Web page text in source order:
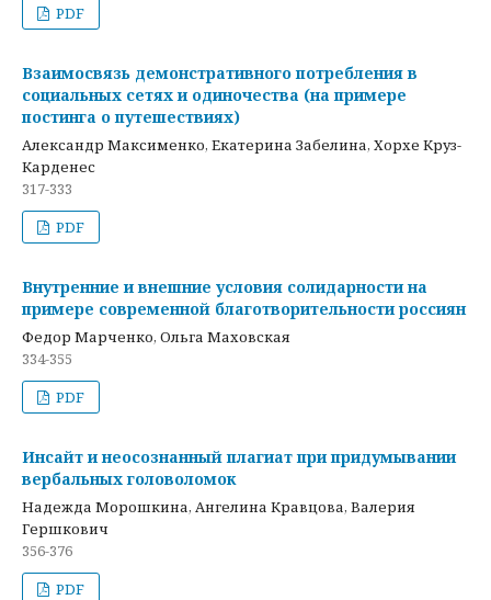
PDF
Взаимосвязь демонстративного потребления в
социальных сетях и одиночества (на примере
постинга о путешествиях)
Александр Максименко, Екатерина Забелина, Хорхе Круз-
Карденес
317-333
PDF
Внутренние и внешние условия солидарности на
примере современной благотворительности россиян
Федор Марченко, Ольга Маховская
334-355
PDF
Инсайт и неосознанный плагиат при придумывании
вербальных головоломок
Надежда Морошкина, Ангелина Кравцова, Валерия
Гершкович
356-376
PDF